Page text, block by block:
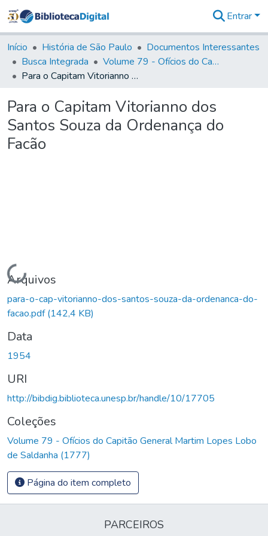
&
Coleções
Tudo na
Biblioteca
Estatísticas
Entrar
Início História de São Paulo
Documentos Interessantes
Busca Integrada
Volume 79 - Ofícios do Capitão General Martim Lopes Lobo de Saldanha (1777)
Para o Capitam Vitorianno dos Santos Souza da Ordenança do Facão
Para o Capitam Vitorianno dos
Santos Souza da Ordenança do
Facão
Carregando...
Arquivos
para-o-cap-vitorianno-dos-santos-souza-da-ordenanca-do-
facao.pdf(142,4 KB)
Data
1954
URI
http://bibdig.biblioteca.unesp.br/handle/10/17705
Coleções
Volume 79 - Ofícios do Capitão General Martim Lopes Lobo
de Saldanha (1777)
Página do item completo
PARCEIROS